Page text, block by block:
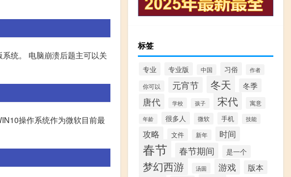
统。 电脑崩溃后题主可以关
操作系统作为微软目前最
标签
专业 专业版 中国 习俗 作者
你可以 元宵节 冬天 冬季
唐代 学校 孩子 宋代 寓意
年龄 很多人 微软 手机 技能
攻略 文件 新年 时间
春节 春节期间 是一个
梦幻西游 汤圆 游戏 版本